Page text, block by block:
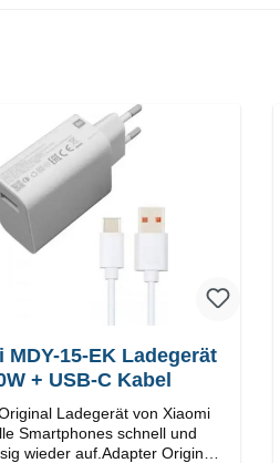
MDY-15-EK Ladegerät
+ USB-C Kabel
Ladegerät von Xiaomi
Smartphones schnell und
wieder auf.Adapter Original